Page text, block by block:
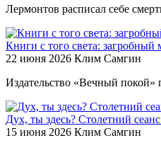
Лермонтов расписал себе
Книги с того света: загробный
22 июня 2026 Клим Самгин
Издательство «Вечный покой»
Дух, ты здесь? Столетний
15 июня 2026 Клим Самгин